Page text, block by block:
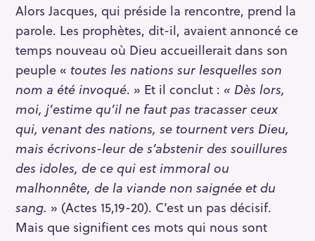
Alors Jacques, qui préside la rencontre, prend la
parole. Les prophètes, dit-il, avaient annoncé ce
temps nouveau où Dieu accueillerait dans son
peuple « toutes les nations sur lesquelles son
nom a été invoqué. » Et il conclut : « Dès lors,
moi, j’estime qu’il ne faut pas tracasser ceux
qui, venant des nations, se tournent vers Dieu,
mais écrivons-leur de s’abstenir des souillures
des idoles, de ce qui est immoral ou
malhonnête, de la viande non saignée et du
sang. » (Actes 15,19-20). C’est un pas décisif.
Mais que signifient ces mots qui nous sont